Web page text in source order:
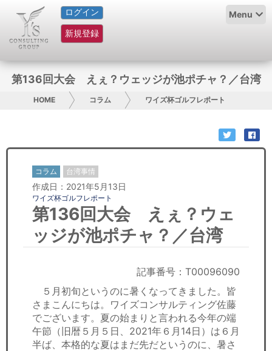
ログイン
新規登録
Menu
HOME
サービス紹介
グループ概要
日本人にPR
コンサルティング
リサーチ
経済ニュース
労務顧問
第136回大会 えぇ？ウェッジが池ポチャ？／台湾
HOME コラム ワイズ杯ゴルフレポート
コラム 台湾事情
作成日：2021年5月13日
ワイズ杯ゴルフレポート
第136回大会 えぇ？ウェ
ッジが池ポチャ？／台湾
記事番号：T00096090
５月初旬というのに暑くなってきました。皆
さまこんにちは。ワイズコンサルティング佐藤
でございます。夏の始まりと言われる今年の端
午節（旧暦５月５日、2021年６月14日）は６月
半ば、本格的な夏はまだ先だというのに、暑さ